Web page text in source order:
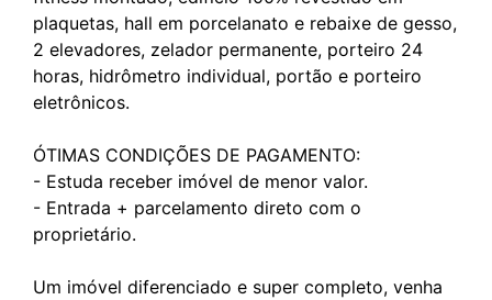
plaquetas, hall em porcelanato e rebaixe de gesso,
2 elevadores, zelador permanente, porteiro 24
horas, hidrômetro individual, portão e porteiro
eletrônicos.
ÓTIMAS CONDIÇÕES DE PAGAMENTO:
- Estuda receber imóvel de menor valor.
- Entrada + parcelamento direto com o
proprietário.
Um imóvel diferenciado e super completo, venha